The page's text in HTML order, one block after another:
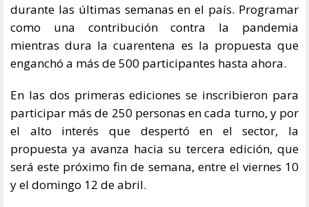
durante las últimas semanas en el país. Programar
como una contribución contra la pandemia
mientras dura la cuarentena es la propuesta que
enganchó a más de 500 participantes hasta ahora.
En las dos primeras ediciones se inscribieron para
participar más de 250 personas en cada turno, y por
el alto interés que despertó en el sector, la
propuesta ya avanza hacia su tercera edición, que
será este próximo fin de semana, entre el viernes 10
y el domingo 12 de abril.